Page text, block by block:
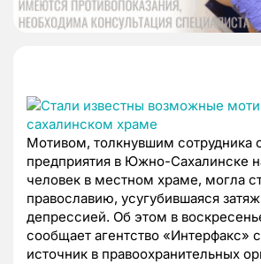
Мотивом, толкнувшим сотрудника
предприятия в Южно-Сахалинске
человек в местном храме, могла
православию, усугубившаяся
депрессией. Об этом в
сообщает агентство «Интерфакс»
источник в правоохранительных